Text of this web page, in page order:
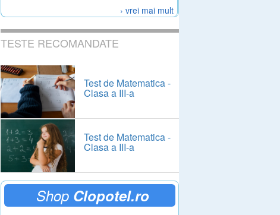
› vrei mai mult
TESTE RECOMANDATE
Test de Matematica -
Clasa a III-a
Test de Matematica -
Clasa a III-a
Shop Clopotel.ro